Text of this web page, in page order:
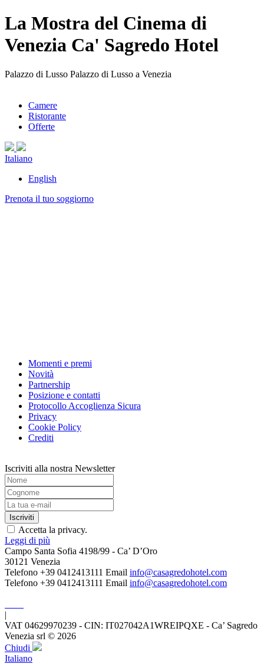
La Mostra del Cinema di
Venezia Ca' Sagredo Hotel
Palazzo di Lusso Palazzo di Lusso a Venezia
Camere
Ristorante
Offerte
Italiano
English
Prenota il tuo soggiorno
Momenti e premi
Novità
Partnership
Posizione e contatti
Protocollo Accoglienza Sicura
Privacy
Cookie Policy
Crediti
Iscriviti alla nostra Newsletter
Accetta la privacy.
Leggi di più
Campo Santa Sofia 4198/99 - Ca’ D’Oro
30121 Venezia
Telefono +39 0412413111 Email info@casagredohotel.com
Telefono +39 0412413111 Email info@casagredohotel.com
|
VAT 04629970239 - CIN: IT027042A1WREIPQXE - Ca’ Sagredo
Venezia srl © 2026
Chiudi
Italiano